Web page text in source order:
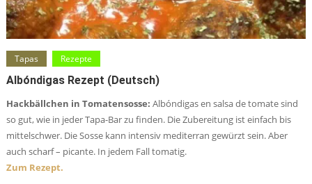
Tapas Rezepte
Albóndigas Rezept (deutsch)
Hackbällchen in Tomatensosse: Albóndigas en salsa de tomate sind
so gut, wie in jeder Tapa-Bar zu finden. Die Zubereitung ist einfach bis
mittelschwer. Die Sosse kann intensiv mediterran gewürzt sein. Aber
auch scharf – picante. In jedem Fall tomatig.
Zum Rezept.